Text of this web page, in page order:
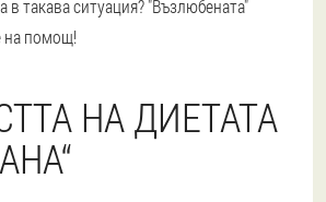
в такава ситуация? "Възлюбената"
на помощ!
НА ДИЕТАТА